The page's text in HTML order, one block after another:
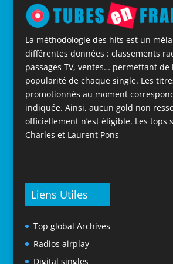
La méthodologie des hits est un
différentes données : classements
passages TV, ventes… permettant
popularité de chaque single. Les
promotionnés au moment
indiquée. Ainsi, aucun gold non
officiellement n’est éligible. Les tops
Charles et Laurent Pons
Liens Utiles
Top global Archives
Radios airplay
Digital singles